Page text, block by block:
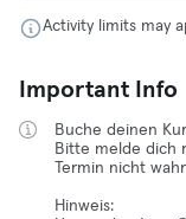
Activity limits may
Important Info
Buche deinen
Bitte melde dich
Termin nicht
Hinweis: